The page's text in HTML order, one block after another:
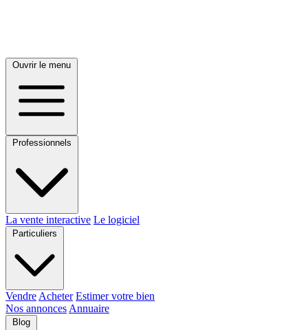
Ouvrir le menu
Professionnels
La vente interactive Le logiciel
Particuliers
Vendre Acheter Estimer votre bien
Nos annonces Annuaire
Blog